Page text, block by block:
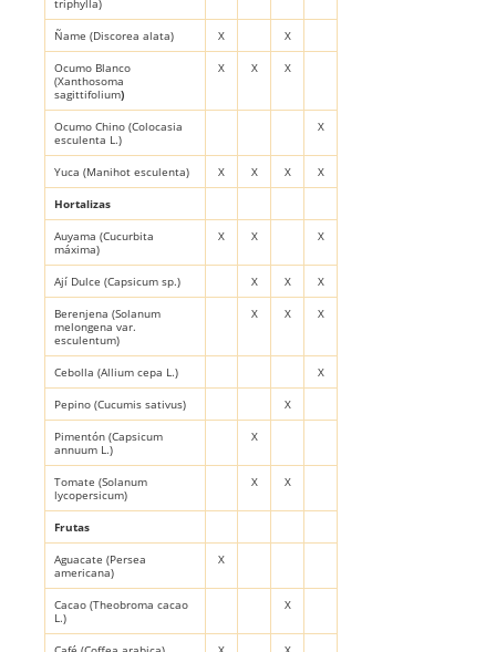
Ñame (Discorea alata) X X
Ocumo Blanco
(Xanthosoma
sagittifolium)
X X X
Ocumo Chino (Colocasia
esculenta L.)
X
Yuca (Manihot esculenta) X X X X
Hortalizas
Auyama (Cucurbita
máxima)
X X X
Ají Dulce (Capsicum sp.) X X X
Berenjena (Solanum
melongena var.
esculentum)
X X X
Cebolla (Allium cepa L.) X
Pepino (Cucumis sativus) X
Pimentón (Capsicum
annuum L.)
X
Tomate (Solanum
lycopersicum)
X X
Frutas
Aguacate (Persea
americana)
X
Cacao (Theobroma cacao
L.)
X